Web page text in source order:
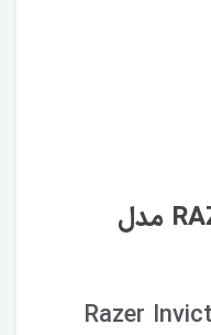
ماوس پد گیمینگ RAZER مدل
Razer